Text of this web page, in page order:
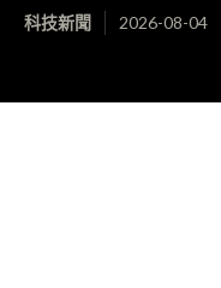
科技新聞 2026-08-04